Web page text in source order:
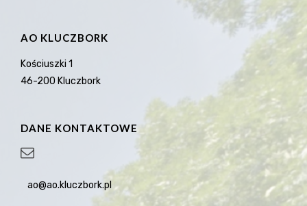
AO KLUCZBORK
Kościuszki 1
46-200 Kluczbork
DANE KONTAKTOWE
ao@ao.kluczbork.pl